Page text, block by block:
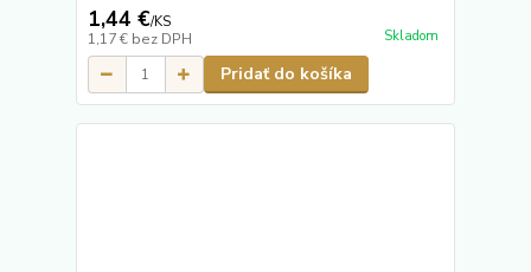
1,44 €/KS
1,17 € bez DPH Skladom
Pridať do košíka